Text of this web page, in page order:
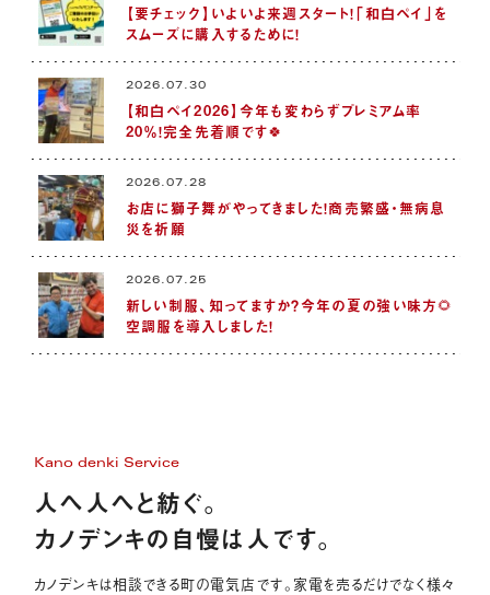
【要チェック】いよいよ来週スタート！「和白ペイ」を
スムーズに購入するために！
2026.07.30
【和白ペイ2026】今年も変わらずプレミアム率
20％！完全先着順です🍀
2026.07.28
お店に獅子舞がやってきました！商売繁盛・無病息
災を祈願
2026.07.25
新しい制服、知ってますか？今年の夏の強い味方🌻
空調服を導入しました！
Kano denki Service
人へ人へと紡ぐ。
カノデンキの自慢は人です。
カノデンキは相談できる町の電気店です。家電を売るだけでなく様々